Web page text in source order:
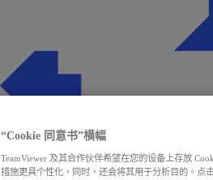
“Cookie 同意书”横幅
TeamViewer 及其合作伙伴希望在您的设备上存放
措施更具个性化，同时，还会将其用于分析目的。点